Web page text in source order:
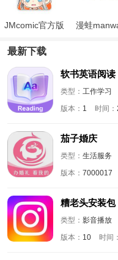
JMcomic官方版
漫蛙
最新下载
软书英语阅读
类型： 工作学习
版本： 1 时间：
茄子婚庆
类型： 生活服务
版本： 7000017
糟老头安装包
类型： 影音播放
版本： 10 时间：